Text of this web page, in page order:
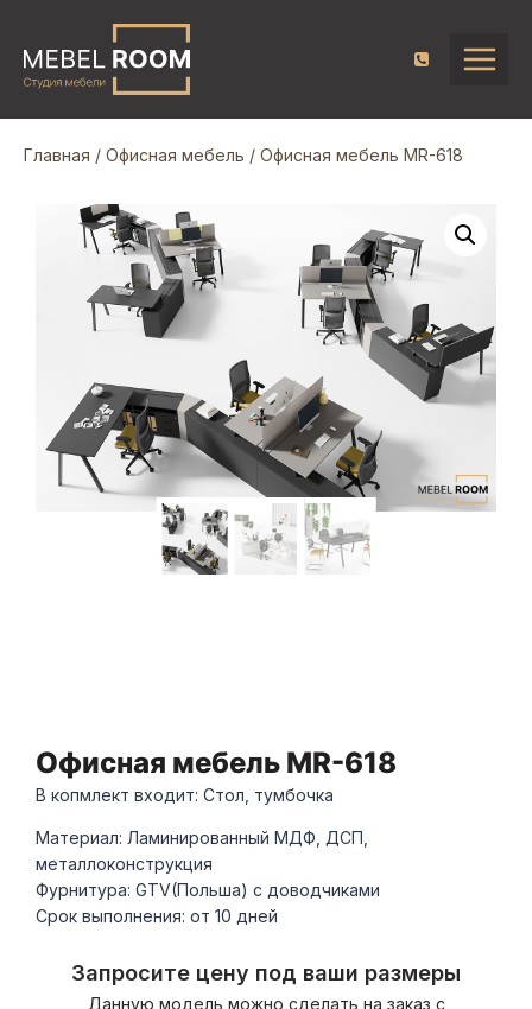
Главная / Офисная мебель / Офисная мебель MR-618
Офисная мебель MR-618
В копмлект входит: Стол, тумбочка
Материал: Ламинированный МДФ, ДСП,
металлоконструкция
Фурнитура: GTV(Польша) с доводчиками
Срок выполнения: от 10 дней
Запросите цену под ваши размеры
Данную модель можно сделать на заказ с